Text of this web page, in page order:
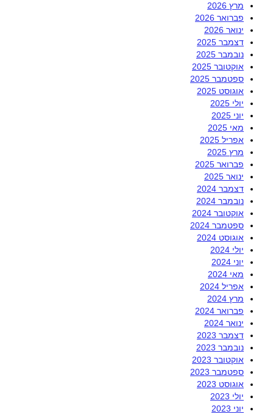
מרץ 2026
פברואר 2026
ינואר 2026
דצמבר 2025
נובמבר 2025
אוקטובר 2025
ספטמבר 2025
אוגוסט 2025
יולי 2025
יוני 2025
מאי 2025
אפריל 2025
מרץ 2025
פברואר 2025
ינואר 2025
דצמבר 2024
נובמבר 2024
אוקטובר 2024
ספטמבר 2024
אוגוסט 2024
יולי 2024
יוני 2024
מאי 2024
אפריל 2024
מרץ 2024
פברואר 2024
ינואר 2024
דצמבר 2023
נובמבר 2023
אוקטובר 2023
ספטמבר 2023
אוגוסט 2023
יולי 2023
יוני 2023